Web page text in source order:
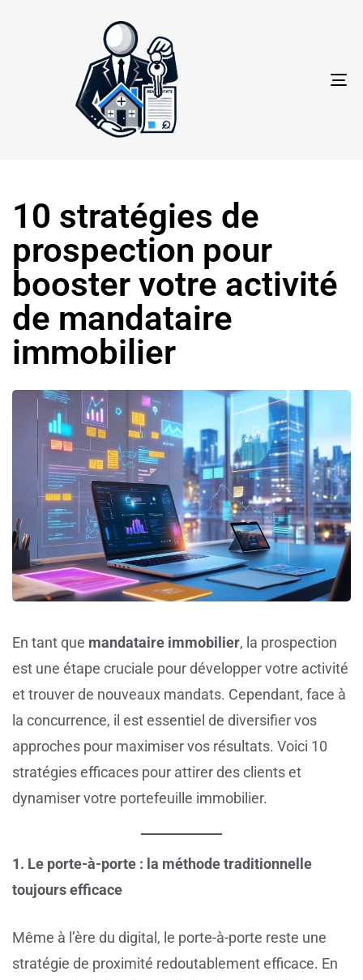
10 stratégies de
prospection pour
booster votre activité
de mandataire
immobilier
En tant que mandataire immobilier, la prospection
est une étape cruciale pour développer votre activité
et trouver de nouveaux mandats. Cependant, face à
la concurrence, il est essentiel de diversifier vos
approches pour maximiser vos résultats. Voici 10
stratégies efficaces pour attirer des clients et
dynamiser votre portefeuille immobilier.
1. Le porte-à-porte : la méthode traditionnelle
toujours efficace
Même à l’ère du digital, le porte-à-porte reste une
stratégie de proximité redoutablement efficace. En